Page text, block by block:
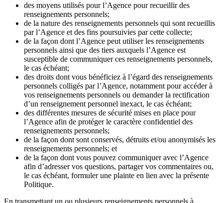
des moyens utilisés pour l’Agence pour recueillir des
renseignements personnels;
de la nature des renseignements personnels qui sont recueillis
par l’Agence et des fins poursuivies par cette collecte;
de la façon dont l’Agence peut utiliser les renseignements
personnels ainsi que des tiers auxquels l’Agence est
susceptible de communiquer ces renseignements personnels,
le cas échéant;
des droits dont vous bénéficiez à l’égard des renseignements
personnels colligés par l’Agence, notamment pour accéder à
vos renseignements personnels ou demander la rectification
d’un renseignement personnel inexact, le cas échéant;
des différentes mesures de sécurité mises en place pour
l’Agence afin de protéger le caractère confidentiel des
renseignements personnels;
de la façon dont sont conservés, détruits et/ou anonymisés les
renseignements personnels; et
de la façon dont vous pouvez communiquer avec l’Agence
afin d’adresser vos questions, partager vos commentaires ou,
le cas échéant, formuler une plainte en lien avec la présente
Politique.
En transmettant un ou plusieurs renseignements personnels à